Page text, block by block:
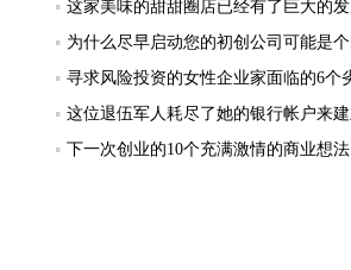
这家美味的甜甜圈店已经有了巨大的
为什么尽早启动您的初创公司可能是
寻求风险投资的女性企业家面临的6个
这位退伍军人耗尽了她的银行帐户来
下一次创业的10个充满激情的商业想法